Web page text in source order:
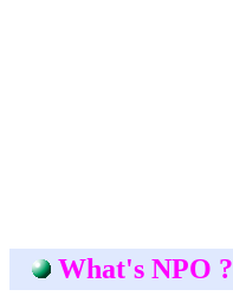
What's NPO ?